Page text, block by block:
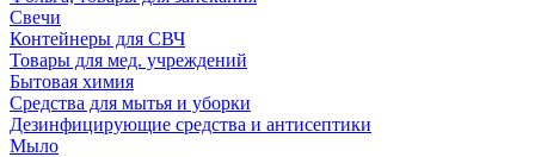
Свечи
Контейнеры для СВЧ
Товары для мед. учреждений
Бытовая химия
Средства для мытья и уборки
Дезинфицирующие средства и антисептики
Мыло